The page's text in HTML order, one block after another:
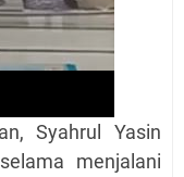
Syahrul Yasin
menjalani